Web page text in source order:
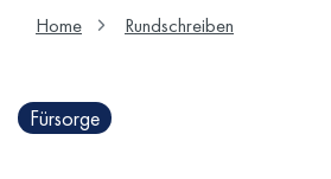
Home Rundschreiben
Fürsorge